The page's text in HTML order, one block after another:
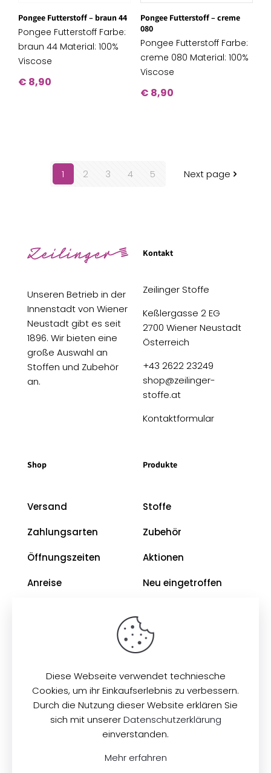
Pongee Futterstoff – braun 44
Pongee Futterstoff Farbe:
braun 44 Material: 100%
Viscose
€ 8,90
Pongee Futterstoff – creme
080
Pongee Futterstoff Farbe:
creme 080 Material: 100%
Viscose
€ 8,90
1 2 3 4 5 Next page
Unseren Betrieb in der
Innenstadt von Wiener
Neustadt gibt es seit
1896. Wir bieten eine
große Auswahl an
Stoffen und Zubehör
an.
Kontakt
Zeilinger Stoffe
Keßlergasse 2 EG
2700 Wiener Neustadt
Österreich
+43 2622 23249
shop@zeilinger-
stoffe.at
Kontaktformular
Shop
Versand
Zahlungsarten
Öffnungszeiten
Anreise
Datenschutz
Produkte
Stoffe
Zubehör
Aktionen
Neu eingetroffen
© 2026Zeilinger Stoffe . Alle Rechte vorbehalten.
Diese Webseite verwendet techniesche
Cookies, um ihr Einkaufserlebnis zu verbessern.
Durch die Nutzung dieser Website erklären Sie
sich mit unsererDatenschutzerklärung
einverstanden.
Mehr erfahren